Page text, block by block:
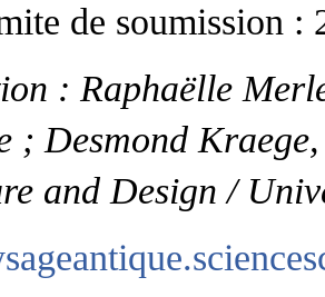
de soumission :
: Raphaëlle
; Desmond
and Design /